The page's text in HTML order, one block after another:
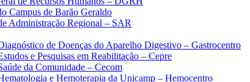
Campus de Barão Geraldo
Administração Regional – SAR
de Doenças do Aparelho Digestivo – Gastrocentro
e Pesquisas em Reabilitação – Cepre
da Comunidade – Cecom
e Hemoterapia da Unicamp – Hemocentro